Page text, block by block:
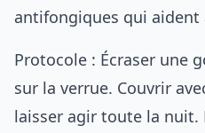
antifongiques qui aident
Protocole : Écraser une
sur la verrue. Couvrir
laisser agir toute la nuit.